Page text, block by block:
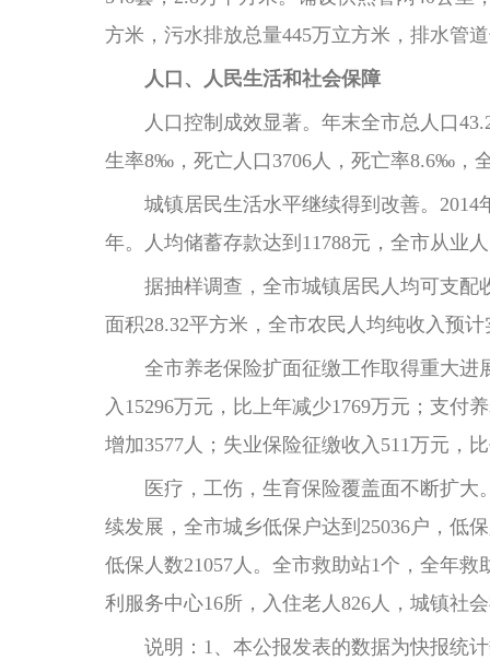
方米，污水排放总量445万立方米，排水管
人口、人民生活和社会保障
人口控制成效显著。年末全市总人口43.2
生率8‰，死亡人口3706人，死亡率8.6‰，
城镇居民生活水平继续得到改善。2014年
年。人均储蓄存款达到11788元，全市从业
据抽样调查，全市城镇居民人均可支配收
面积28.32平方米，全市农民人均纯收入预
全市养老保险扩面征缴工作取得重大进展
入15296万元，比上年减少1769万元；支付
增加3577人；失业保险征缴收入511万元，
医疗，工伤，生育保险覆盖面不断扩大。
续发展，全市城乡低保户达到25036户，低
低保人数21057人。全市救助站1个，全年
利服务中心16所，入住老人826人，城镇社
说明：1、本公报发表的数据为快报统